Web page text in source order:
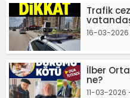
Trafik
16-03-
İlber
ne?
11-03-2026